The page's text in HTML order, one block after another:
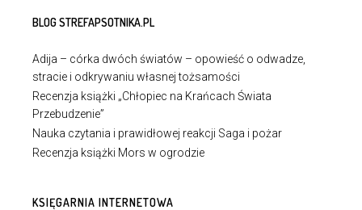
BLOG STREFAPSOTNIKA.PL
Adija – córka dwóch światów – opowieść o odwadze,
stracie i odkrywaniu własnej tożsamości
Recenzja książki „Chłopiec na Krańcach Świata
Przebudzenie”
Nauka czytania i prawidłowej reakcji Saga i pożar
Recenzja książki Mors w ogrodzie
KSIĘGARNIA INTERNETOWA